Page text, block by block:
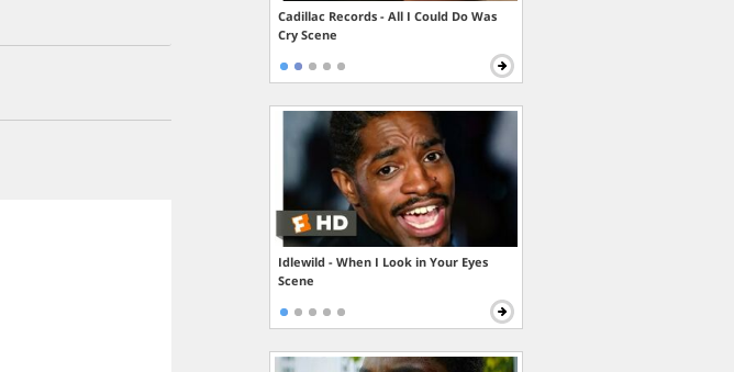
Cadillac Records - All I Could Do Was
Cry Scene
Idlewild - When I Look in Your Eyes
Scene